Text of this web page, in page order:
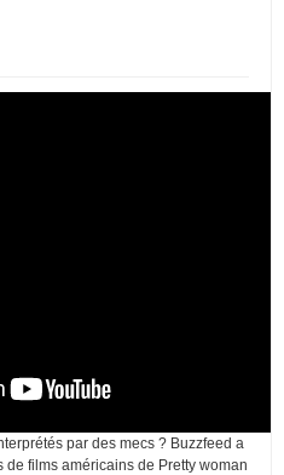
par des mecs ? Buzzfeed a
films américains de Pretty woman